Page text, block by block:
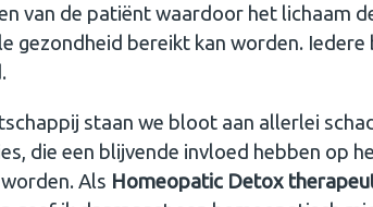
van de patiënt waardoor het lichaam
gezondheid bereikt kan worden.
staan we bloot aan allerlei
die een blijvende invloed hebben op
Als Homeopatic Detox